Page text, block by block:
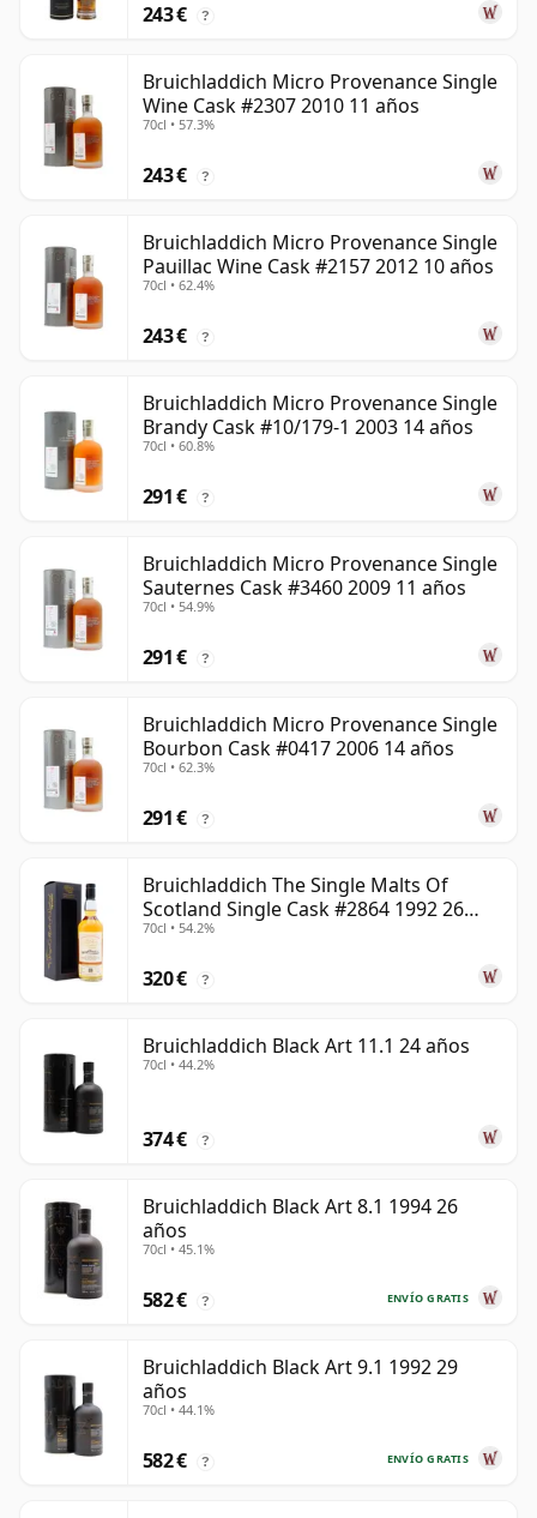
243 € ?
Bruichladdich Micro Provenance Single
Wine Cask #2307 2010 11 años
70cl • 57.3%
243 € ?
Bruichladdich Micro Provenance Single
Pauillac Wine Cask #2157 2012 10 años
70cl • 62.4%
243 € ?
Bruichladdich Micro Provenance Single
Brandy Cask #10/179-1 2003 14 años
70cl • 60.8%
291 € ?
Bruichladdich Micro Provenance Single
Sauternes Cask #3460 2009 11 años
70cl • 54.9%
291 € ?
Bruichladdich Micro Provenance Single
Bourbon Cask #0417 2006 14 años
70cl • 62.3%
291 € ?
Bruichladdich The Single Malts Of
Scotland Single Cask #2864 1992 26
años
70cl • 54.2%
320 € ?
Bruichladdich Black Art 11.1 24 años
70cl • 44.2%
374 € ?
Bruichladdich Black Art 8.1 1994 26
años
70cl • 45.1%
ENVÍO GRATIS
582 € ?
Bruichladdich Black Art 9.1 1992 29
años
70cl • 44.1%
ENVÍO GRATIS
582 € ?